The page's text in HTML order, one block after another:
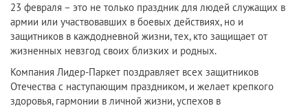
23 февраля – это не только праздник для людей служащих в
армии или участвовавших в боевых действиях, но и
защитников в каждодневной жизни, тех, кто защищает от
жизненных невзгод своих близких и родных.
Компания Лидер-Паркет поздравляет всех защитников
Отечества с наступающим праздником, и желает крепкого
здоровья, гармонии в личной жизни, успехов в